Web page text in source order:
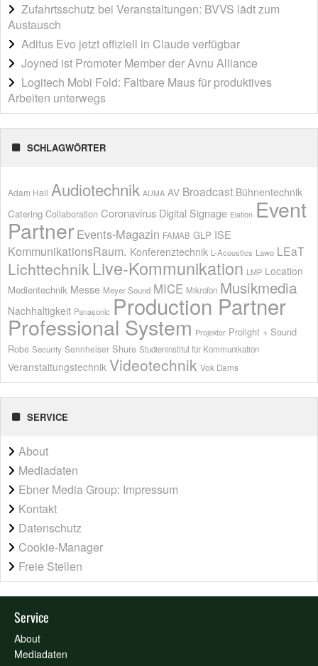
Zufahrtsschutz bei Veranstaltungen: BVVS lädt zum
Austausch
Aditus Evo jetzt offiziell in Claude verfügbar
Joyned ist Promoter Member der Avnu Alliance
Logitech Mobi Fold: Faltbare Maus für produktives
Arbeiten unterwegs
SCHLAGWÖRTER
Adam Hall Audiotechnik AUMA AV Broadcast Bühnentechnik
Catering Collaboration Coronavirus Digital Signage Elation Event
Partner Events-Magazin FAMAB GLP ISE
KommunikationsRaum. Konferenztechnik L-Acoustics Lawo LEaT
Lichttechnik Live-Kommunikation LMP Location
Medientechnik Messe Meyer Sound MICE Mikrofon Musikmedia
Nachhaltigkeit Panasonic Production Partner
Professional System Projektor Prolight + Sound
Robe Security Sennheiser Shure Studieninstitut für Kommunikation
Veranstaltungstechnik Videotechnik Vok Dams
SERVICE
About
Mediadaten
Ebner Media Group: Impressum
Kontakt
Datenschutz
Cookie-Manager
Freie Stellen
Service
About
Mediadaten